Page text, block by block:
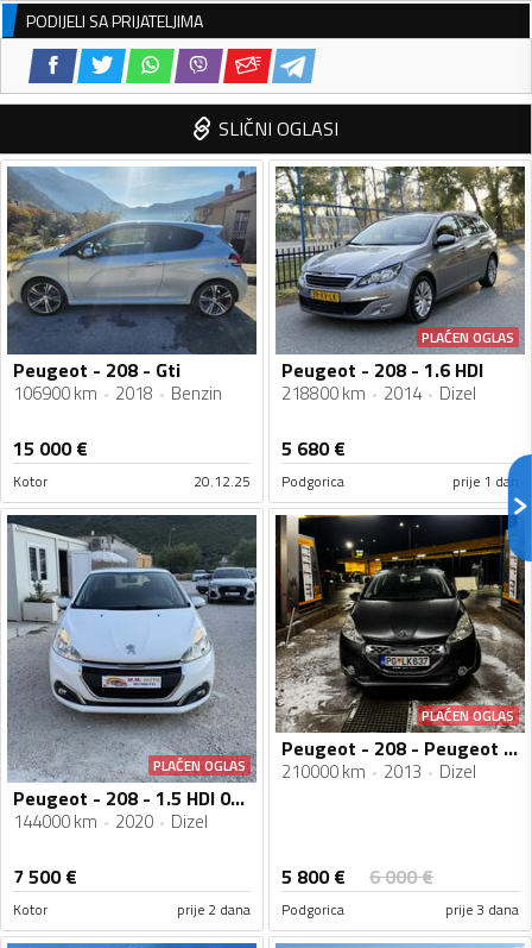
PODIJELI SA PRIJATELJIMA
SLIČNI OGLASI
Peugeot - 208 - Gti
106900 km 2018 Benzin
15 000€
Kotor 20.12.25
PLAĆEN OGLAS
Peugeot - 208 - 1.6 HDI
218800 km 2014 Dizel
5 680€
Podgorica prije 1 dan
PLAĆEN OGLAS
Peugeot - 208 - 1.5 HDI 07/2020g
144000 km 2020 Dizel
7 500€
Kotor prije 2 dana
PLAĆEN OGLAS
Peugeot - 208 - Peugeot - 208 - 1.4 E-HDI
210000 km 2013 Dizel
5 800€ 6 000€
Podgorica prije 3 dana